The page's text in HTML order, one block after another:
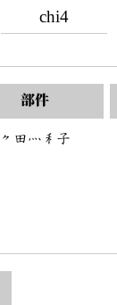
chi4
部件
󶀾󶄬󶃺󶅅󶂡